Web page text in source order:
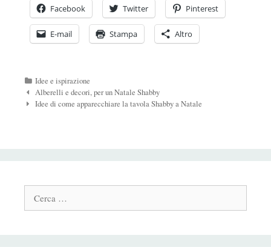
Facebook Twitter Pinterest
E-mail Stampa Altro
Categorie
Idee e ispirazione
Navigazione
Post
Alberelli e decori, per un Natale Shabby
Idee di come apparecchiare la tavola Shabby a Natale
Cerca: